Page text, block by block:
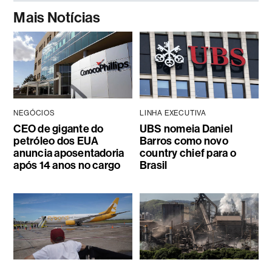
Mais Notícias
NEGÓCIOS
CEO de gigante do
petróleo dos EUA
anuncia aposentadoria
após 14 anos no cargo
LINHA EXECUTIVA
UBS nomeia Daniel
Barros como novo
country chief para o
Brasil